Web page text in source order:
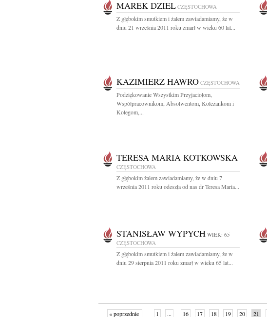
MAREK DZIEL CZĘSTOCHOWA
Z głębokim smutkiem i żalem zawiadamiamy, że w
dniu 21 września 2011 roku zmarł w wieku 60 lat...
KAZIMIERZ HAWRO CZĘSTOCHOWA
Podziękowanie Wszystkim Przyjaciołom,
Współpracownikom, Absolwentom, Koleżankom i
Kolegom,...
TERESA MARIA KOTKOWSKA
CZĘSTOCHOWA
Z głębokim żalem zawiadamiamy, że w dniu 7
września 2011 roku odeszła od nas dr Teresa Maria...
STANISŁAW WYPYCH WIEK: 65
CZĘSTOCHOWA
Z głębokim smutkiem i żalem zawiadamiamy, że w
dniu 29 sierpnia 2011 roku zmarł w wieku 65 lat...
« poprzednie 1 ... 16 17 18 19 20 21